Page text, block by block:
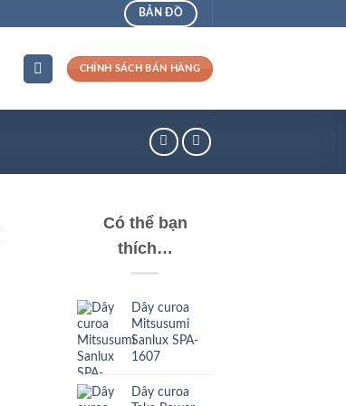
BẢN ĐỒ
CHÍNH SÁCH BÁN HÀNG
Có thể bạn
thích…
Dây curoa
Mitsusumi
Sanlux SPA-
1607
Dây curoa